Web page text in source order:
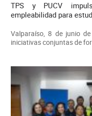
TPS y PUCV
empleabilidad para
Valparaíso, 8 de junio
iniciativas conjuntas de